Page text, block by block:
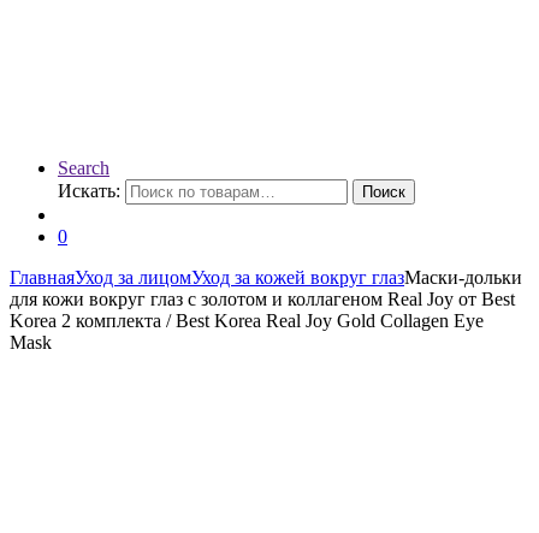
Search
Искать:
Поиск
0
ГлавнаяУход за лицомУход за кожей вокруг глазМаски-дольки
для кожи вокруг глаз с золотом и коллагеном Real Joy от Best
Korea 2 комплекта / Best Korea Real Joy Gold Collagen Eye
Mask